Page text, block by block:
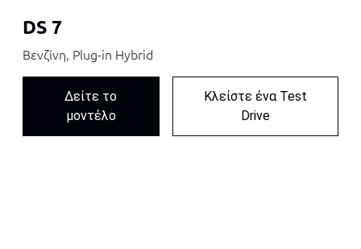
DS 7
Βενζίνη, Plug-in Hybrid
Δείτε το
μοντέλο
Κλείστε ένα Test
Drive